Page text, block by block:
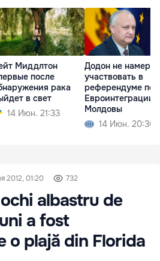
Миддлтон
после
рака
в свет
14 Июн. 21:33
Додон не намерен
участвовать в
референдуме по
Евроинтеграции
Молдовы
14 Июн. 20:30
2012, 01:20 732
albastru de
a fost
o plajă din Florida